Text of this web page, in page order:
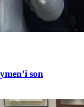
son